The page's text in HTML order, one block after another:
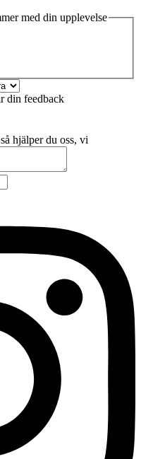
med din upplevelse
din feedback
hjälper du oss, vi